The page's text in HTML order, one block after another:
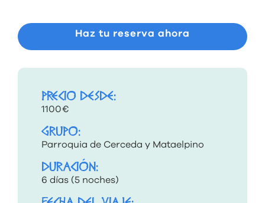
Haz tu reserva ahora
PRECIO DESDE:
1100€
GRUPO:
Parroquia de Cerceda y Mataelpino
DURACIÓN:
6 días (5 noches)